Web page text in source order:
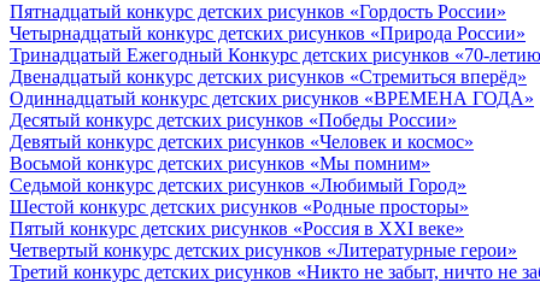
Пятнадцатый конкурс детских рисунков «Гордость России»
Четырнадцатый конкурс детских рисунков «Природа России»
Тринадцатый Ежегодный Конкурс детских рисунков «70-
Двенадцатый конкурс детских рисунков «Стремиться вперёд»
Одиннадцатый конкурс детских рисунков «ВРЕМЕНА ГОДА»
Десятый конкурс детских рисунков «Победы России»
Девятый конкурс детских рисунков «Человек и космос»
Восьмой конкурс детских рисунков «Мы помним»
Седьмой конкурс детских рисунков «Любимый Город»
Шестой конкурс детских рисунков «Родные просторы»
Пятый конкурс детских рисунков «Россия в XXI веке»
Четвертый конкурс детских рисунков «Литературные герои»
Третий конкурс детских рисунков «Никто не забыт, ничто не